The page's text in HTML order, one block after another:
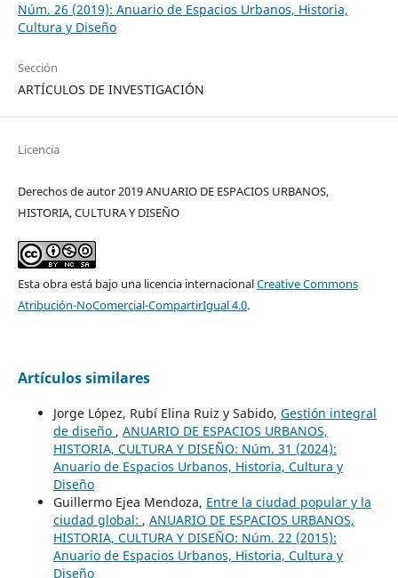
Núm. 26 (2019): Anuario de Espacios Urbanos, Historia,
Cultura y Diseño
Sección
ARTÍCULOS DE INVESTIGACIÓN
Licencia
Derechos de autor 2019 ANUARIO DE ESPACIOS URBANOS,
HISTORIA, CULTURA Y DISEÑO
Esta obra está bajo una licencia internacionalCreative Commons
Atribución-NoComercial-CompartirIgual 4.0.
Artículos similares
Jorge López, Rubí Elina Ruiz y Sabido, Gestión integral
de diseño , ANUARIO DE ESPACIOS URBANOS,
HISTORIA, CULTURA Y DISEÑO: Núm. 31 (2024):
Anuario de Espacios Urbanos, Historia, Cultura y
Diseño
Guillermo Ejea Mendoza, Entre la ciudad popular y la
ciudad global: , ANUARIO DE ESPACIOS URBANOS,
HISTORIA, CULTURA Y DISEÑO: Núm. 22 (2015):
Anuario de Espacios Urbanos, Historia, Cultura y
Diseño